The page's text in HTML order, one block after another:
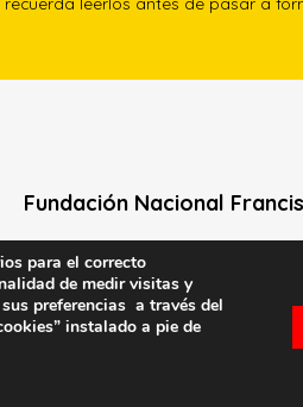
Fundación Nacional
Calle Edgar Neville, 1 -1º Izq
(antes calle General Moscardó)
28020 (Madrid) – Tel. 91 541 21 22
para el correcto
de medir visitas y
preferencias a través del
instalado a pie de